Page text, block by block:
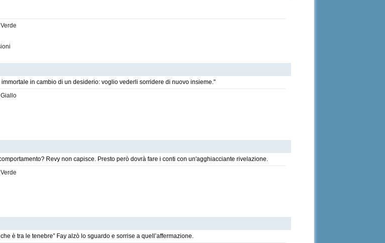
in cambio di un desiderio: voglio vederli sorridere di nuovo insieme."
Revy non capisce. Presto però dovrà fare i conti con un'agghiacciante rivelazione.
è tra le tenebre” Fay alzò lo sguardo e sorrise a quell’affermazione.